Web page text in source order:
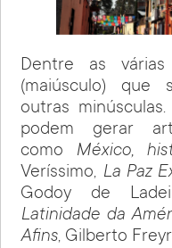
Dentre as várias
(maiúsculo) que
outras
podem gerar
como México,
Veríssimo, La Paz
Godoy de
Latinidade da
Afins, Gilberto